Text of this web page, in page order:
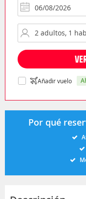
Añadir vuelo
Por qué